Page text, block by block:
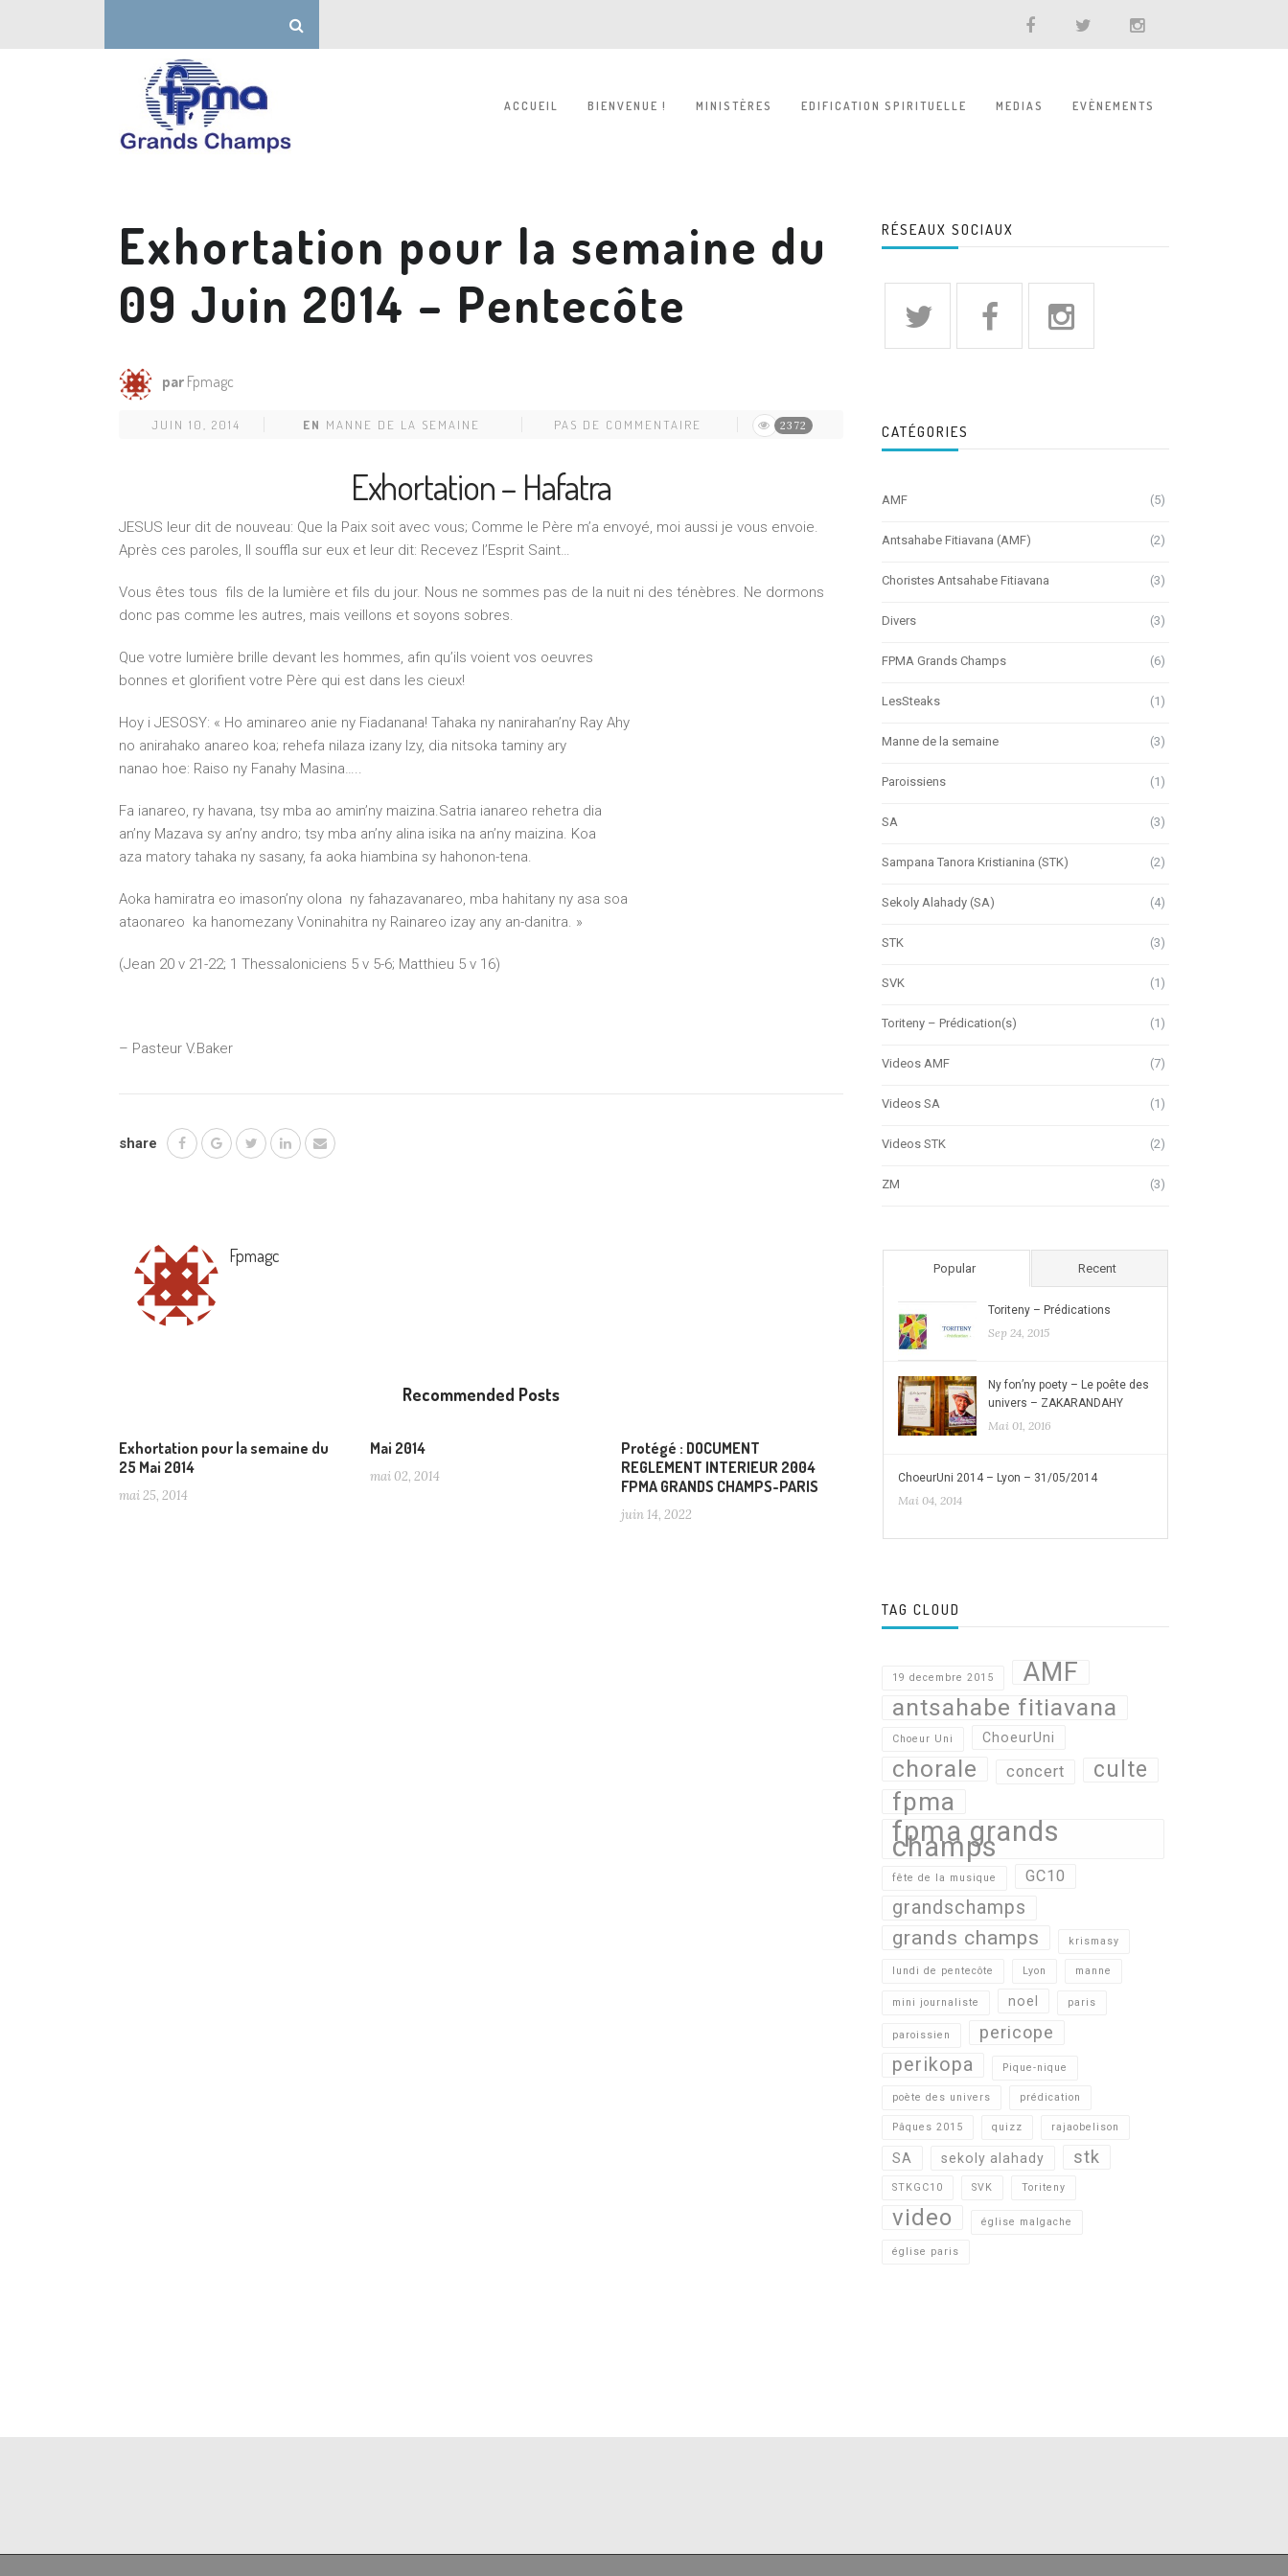
ACCUEIL BIENVENUE ! MINISTÈRES EDIFICATION SPIRITUELLE MEDIAS EVÈNEMENTS
Exhortation pour la semaine du
09 Juin 2014 – Pentecôte
par Fpmagc
JUIN 10, 2014 EN MANNE DE LA SEMAINE PAS DE COMMENTAIRE 2372
Exhortation – Hafatra
JESUS leur dit de nouveau: Que la Paix soit avec vous; Comme le Père m’a envoyé, moi aussi je vous envoie.
Après ces paroles, Il souffla sur eux et leur dit: Recevez l’Esprit Saint…
Vous êtes tous fils de la lumière et fils du jour. Nous ne sommes pas de la nuit ni des ténèbres. Ne dormons
donc pas comme les autres, mais veillons et soyons sobres.
Que votre lumière brille devant les hommes, afin qu’ils voient vos oeuvres
bonnes et glorifient votre Père qui est dans les cieux!
Hoy i JESOSY: « Ho aminareo anie ny Fiadanana! Tahaka ny nanirahan’ny Ray Ahy
no anirahako anareo koa; rehefa nilaza izany Izy, dia nitsoka taminy ary
nanao hoe: Raiso ny Fanahy Masina…..
Fa ianareo, ry havana, tsy mba ao amin’ny maizina.Satria ianareo rehetra dia
an’ny Mazava sy an’ny andro; tsy mba an’ny alina isika na an’ny maizina. Koa
aza matory tahaka ny sasany, fa aoka hiambina sy hahonon-tena.
Aoka hamiratra eo imason’ny olona ny fahazavanareo, mba hahitany ny asa soa
ataonareo ka hanomezany Voninahitra ny Rainareo izay any an-danitra. »
(Jean 20 v 21-22; 1 Thessaloniciens 5 v 5-6; Matthieu 5 v 16)
– Pasteur V.Baker
share
Fpmagc
Recommended Posts
Exhortation pour la semaine du
25 Mai 2014
mai 25, 2014
Mai 2014
mai 02, 2014
Protégé : DOCUMENT
REGLEMENT INTERIEUR 2004
FPMA GRANDS CHAMPS-PARIS
juin 14, 2022
RÉSEAUX SOCIAUX
CATÉGORIES
AMF (5)
Antsahabe Fitiavana (AMF) (2)
Choristes Antsahabe Fitiavana (3)
Divers (3)
FPMA Grands Champs (6)
LesSteaks (1)
Manne de la semaine (3)
Paroissiens (1)
SA (3)
Sampana Tanora Kristianina (STK) (2)
Sekoly Alahady (SA) (4)
STK (3)
SVK (1)
Toriteny – Prédication(s) (1)
Videos AMF (7)
Videos SA (1)
Videos STK (2)
ZM (3)
Popular Recent
Toriteny – Prédications
Sep 24, 2015
Ny fon’ny poety – Le poête des
univers – ZAKARANDAHY
Mai 01, 2016
ChoeurUni 2014 – Lyon – 31/05/2014
Mai 04, 2014
TAG CLOUD
19 decembre 2015 AMF
antsahabe fitiavana
Choeur Uni ChoeurUni
chorale concert culte
fpma
fpma grands
champs
fête de la musique GC10
grandschamps
grands champs krismasy
lundi de pentecôte Lyon manne
mini journaliste noel paris
paroissien pericope
perikopa Pique-nique
poète des univers prédication
Pâques 2015 quizz rajaobelison
SA sekoly alahady stk
STKGC10 SVK Toriteny
video église malgache
église paris